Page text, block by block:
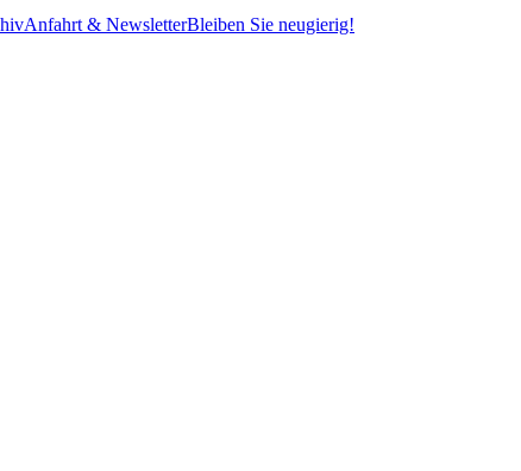
Anfahrt & NewsletterBleiben Sie neugierig!